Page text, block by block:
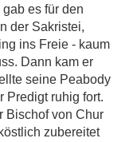
es für den
der Sakristei,
ins Freie - kaum
Dann kam er
seine Peabody
Predigt ruhig fort.
Bischof von Chur
zubereitet